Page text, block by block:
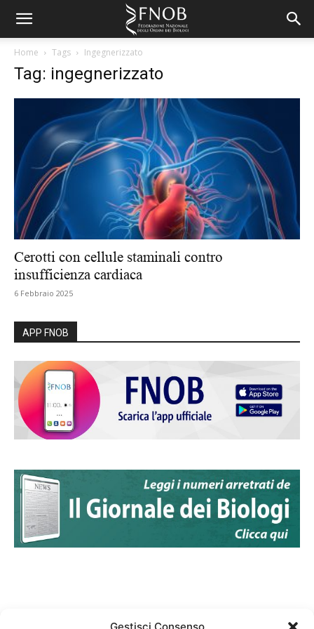
Home Tags Ingegnerizzato
Tag: ingegnerizzato
Cerotti con cellule staminali contro
insufficienza cardiaca
6 Febbraio 2025
APP FNOB